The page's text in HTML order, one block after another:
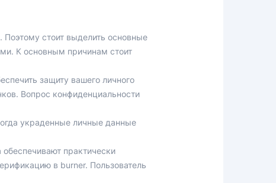
стоит выделить основные
К основным причинам стоит
защиту вашего личного
Вопрос конфиденциальности
украденные личные данные
практически
в burner. Пользователь